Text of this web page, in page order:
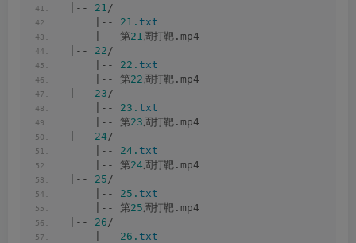
|-- 21 /
    |--
21. txt
    |-- 第
21周打靶.mp4
|-- 22 /
    |--
22. txt
    |-- 第
22周打靶.mp4
|-- 23 /
    |--
23. txt
    |-- 第
23周打靶.mp4
|-- 24/
    |--
24. txt
    |-- 第
24周打靶.mp4
|-- 25 /
    |--
25. txt
    |-- 第
25周打靶.mp4
|-- 26 /
    |--
26. txt